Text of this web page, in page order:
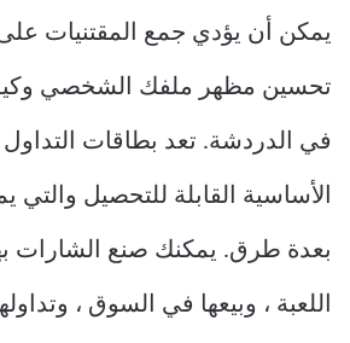
يمكن أن يؤدي جمع المقتنيات
تحسين مظهر ملفك الشخصي
في الدردشة. تعد بطاقات التداول
الأساسية القابلة للتحصيل والتي
بعدة طرق. يمكنك صنع الشارات
اللعبة ، وبيعها في السوق ،